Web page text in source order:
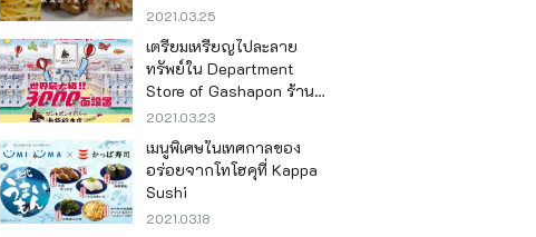
2021.03.25
เตรียมเหรียญไปละลาย
ทรัพย์ใน Department
Store of Gashapon ร้านที่มี
เครื่องกาชาปองเยอะที่สุดใน
โลก อิเคะบุคุโระ
2021.03.23
เมนูพิเศษในเทศกาลของ
อร่อยจากโทโฮคุที่ Kappa
Sushi
2021.03.18